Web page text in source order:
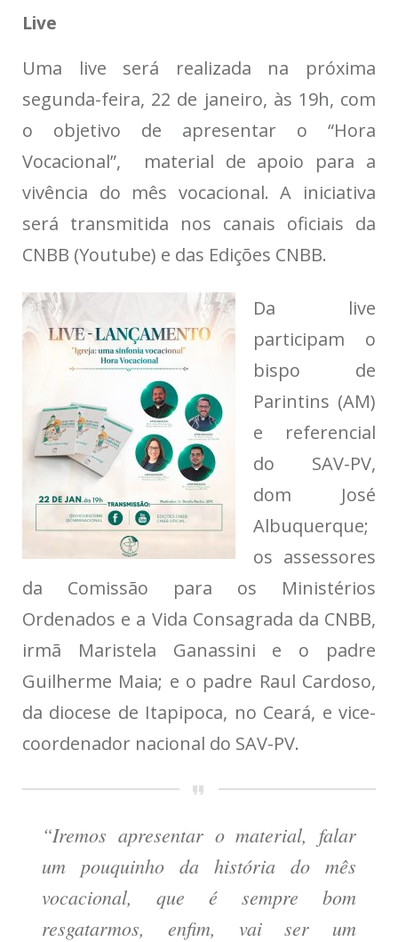
Live
Uma live será realizada na próxima
segunda-feira, 22 de janeiro, às 19h, com
o objetivo de apresentar o “Hora
Vocacional”, material de apoio para a
vivência do mês vocacional. A iniciativa
será transmitida nos canais oficiais da
CNBB (Youtube) e das Edições CNBB.
Da live
participam o
bispo de
Parintins (AM)
e referencial
do SAV-PV,
dom José
Albuquerque;
os assessores
da Comissão para os Ministérios
Ordenados e a Vida Consagrada da CNBB,
irmã Maristela Ganassini e o padre
Guilherme Maia; e o padre Raul Cardoso,
da diocese de Itapipoca, no Ceará, e vice-
coordenador nacional do SAV-PV.
“Iremos apresentar o material, falar
um pouquinho da história do mês
vocacional, que é sempre bom
resgatarmos, enfim, vai ser um